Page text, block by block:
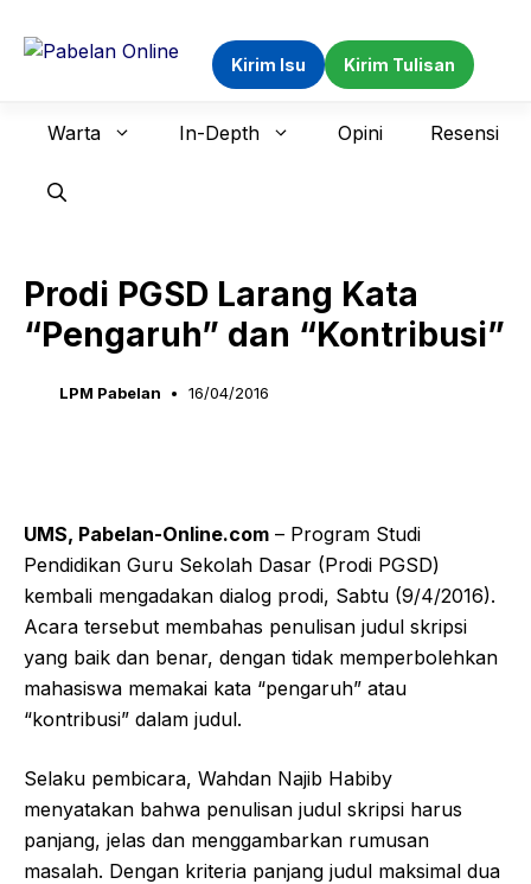
Kirim Isu Kirim Tulisan
Warta In-Depth Opini Resensi
Prodi PGSD Larang Kata
“Pengaruh” dan “Kontribusi”
LPM Pabelan 16/04/2016
UMS, Pabelan-Online.com – Program Studi
Pendidikan Guru Sekolah Dasar (Prodi PGSD)
kembali mengadakan dialog prodi, Sabtu (9/4/2016).
Acara tersebut membahas penulisan judul skripsi
yang baik dan benar, dengan tidak memperbolehkan
mahasiswa memakai kata “pengaruh” atau
“kontribusi” dalam judul.
Selaku pembicara, Wahdan Najib Habiby
menyatakan bahwa penulisan judul skripsi harus
panjang, jelas dan menggambarkan rumusan
masalah. Dengan kriteria panjang judul maksimal dua